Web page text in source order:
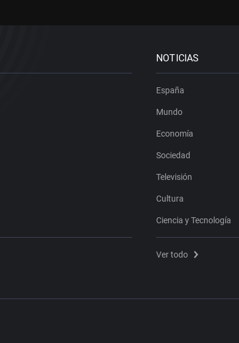
NOTICIAS
España
Mundo
Economía
Sociedad
Televisión
Cultura
Ciencia y Tecnología
Ver todo